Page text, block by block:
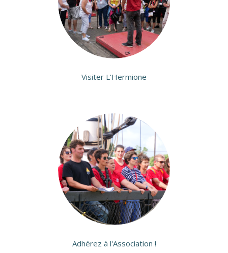
Visiter L'Hermione
Adhérez à l'Association !